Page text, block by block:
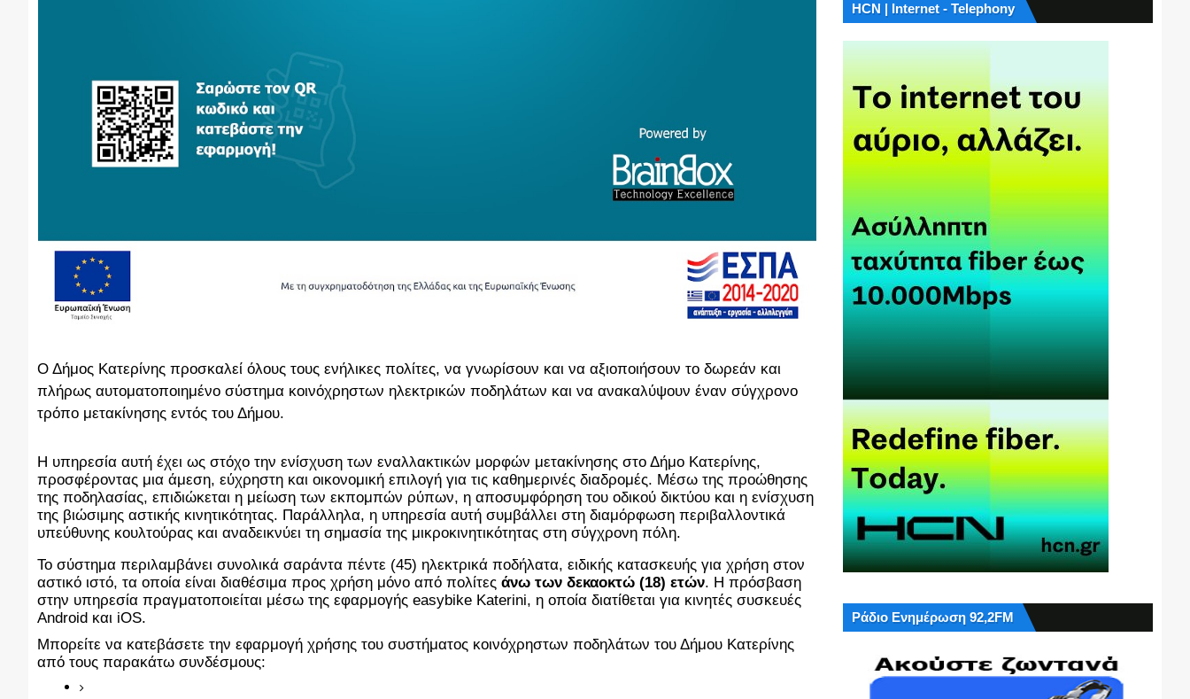
Ο Δήμος Κατερίνης προσκαλεί όλους τους ενήλικες πολίτες, να γνωρίσουν και να αξιοποιήσουν το δωρεάν και
πλήρως αυτοματοποιημένο σύστημα κοινόχρηστων ηλεκτρικών ποδηλάτων και να ανακαλύψουν έναν σύγχρονο
τρόπο μετακίνησης εντός του Δήμου.
Η υπηρεσία αυτή έχει ως στόχο την ενίσχυση των εναλλακτικών μορφών μετακίνησης στο Δήμο Κατερίνης,
προσφέροντας μια άμεση, εύχρηστη και οικονομική επιλογή για τις καθημερινές διαδρομές. Μέσω της προώθησης
της ποδηλασίας, επιδιώκεται η μείωση των εκπομπών ρύπων, η αποσυμφόρηση του οδικού δικτύου και η ενίσχυση
της βιώσιμης αστικής κινητικότητας. Παράλληλα, η υπηρεσία αυτή συμβάλλει στη διαμόρφωση περιβαλλοντικά
υπεύθυνης κουλτούρας και αναδεικνύει τη σημασία της μικροκινητικότητας στη σύγχρονη πόλη.
Το σύστημα περιλαμβάνει συνολικά σαράντα πέντε (45) ηλεκτρικά ποδήλατα, ειδικής κατασκευής για χρήση στον
αστικό ιστό, τα οποία είναι διαθέσιμα προς χρήση μόνο από πολίτες άνω των δεκαοκτώ (18) ετών. Η πρόσβαση
στην υπηρεσία πραγματοποιείται μέσω της εφαρμογής easybike Katerini, η οποία διατίθεται για κινητές συσκευές
Android και iOS.
Μπορείτε να κατεβάσετε την εφαρμογή χρήσης του συστήματος κοινόχρηστων ποδηλάτων του Δήμου Κατερίνης
από τους παρακάτω συνδέσμους:
HCN | Internet - Telephony
Ράδιο Ενημέρωση 92,2FM